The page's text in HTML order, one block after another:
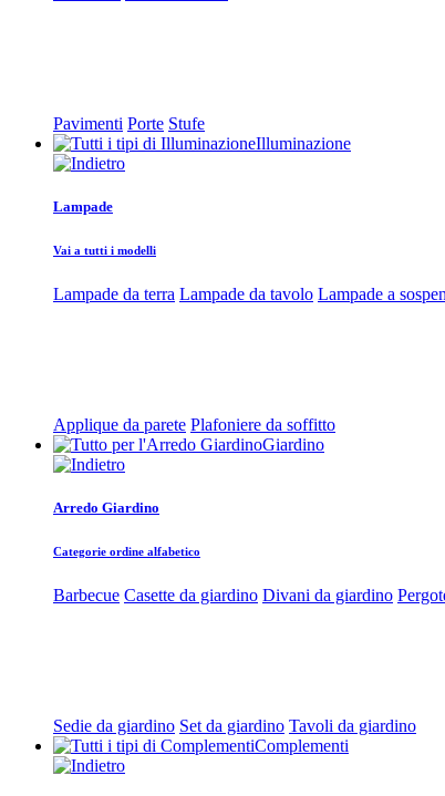
Pavimenti Porte Stufe
Illuminazione
Lampade
Vai a tutti i modelli
Lampade da terra Lampade da tavolo Lampade a
Applique da parete Plafoniere da soffitto
Giardino
Arredo Giardino
Categorie ordine alfabetico
Barbecue Casette da giardino Divani da giardino
Sedie da giardino Set da giardino Tavoli da giardino
Complementi